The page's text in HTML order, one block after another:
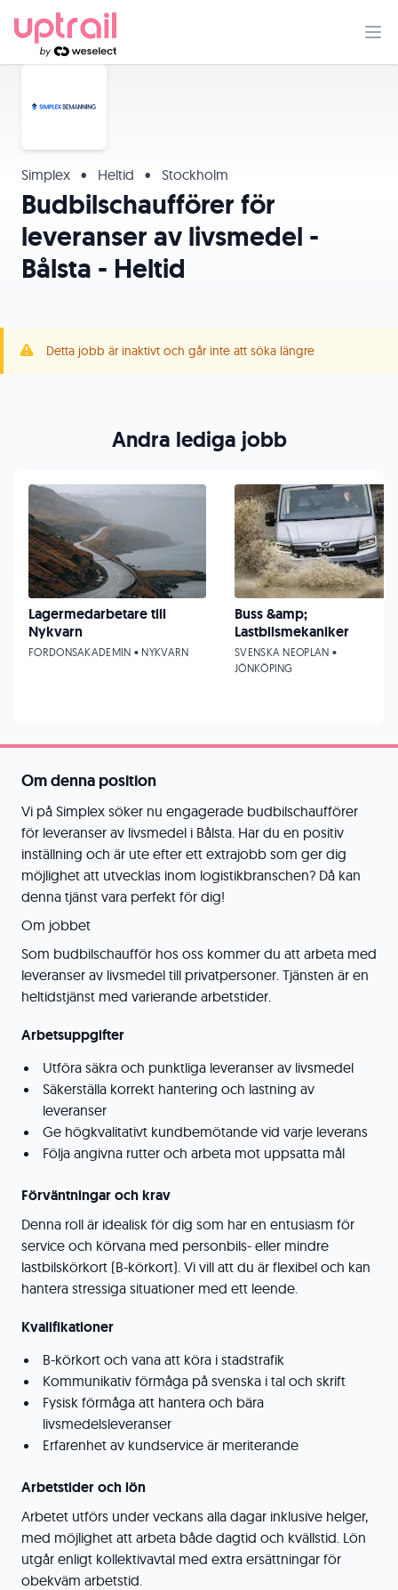
Simplex • Heltid • Stockholm
Budbilschaufförer för
leveranser av livsmedel -
Bålsta - Heltid
Detta jobb är inaktivt och går inte att söka längre
Om denna position
Vi på Simplex söker nu engagerade budbilschaufförer
för leveranser av livsmedel i Bålsta. Har du en positiv
inställning och är ute efter ett extrajobb som ger dig
möjlighet att utvecklas inom logistikbranschen? Då kan
denna tjänst vara perfekt för dig!
Om jobbet
Som budbilschaufför hos oss kommer du att arbeta med
leveranser av livsmedel till privatpersoner. Tjänsten är en
heltidstjänst med varierande arbetstider.
Arbetsuppgifter
Utföra säkra och punktliga leveranser av livsmedel
Säkerställa korrekt hantering och lastning av
leveranser
Ge högkvalitativt kundbemötande vid varje leverans
Följa angivna rutter och arbeta mot uppsatta mål
Förväntningar och krav
Denna roll är idealisk för dig som har en entusiasm för
service och körvana med personbils- eller mindre
lastbilskörkort (B-körkort). Vi vill att du är flexibel och kan
hantera stressiga situationer med ett leende.
Kvalifikationer
B-körkort och vana att köra i stadstrafik
Kommunikativ förmåga på svenska i tal och skrift
Fysisk förmåga att hantera och bära
livsmedelsleveranser
Erfarenhet av kundservice är meriterande
Arbetstider och lön
Arbetet utförs under veckans alla dagar inklusive helger,
med möjlighet att arbeta både dagtid och kvällstid. Lön
utgår enligt kollektivavtal med extra ersättningar för
obekväm arbetstid.
Andra lediga jobb
Lagermedarbetare till
Nykvarn
FORDONSAKADEMIN • NYKVARN
Buss &amp;
Lastbilsmekaniker
SVENSKA NEOPLAN •
JÖNKÖPING